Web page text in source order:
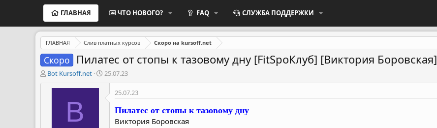
ГЛАВНАЯ ЧТО НОВОГО? FAQ СЛУЖБА ПОДДЕРЖКИ
ГЛАВНАЯ Слив платных курсов Скоро на kursoff.net
Скоро Пилатес от стопы к тазовому дну [FitSpoКлуб] [Виктория Боровская]
А
в
Bot Kursoff.net
Д
а
а
25.07.23
B
25.07.23
Пилатес от стопы к тазовому дну
Виктория Боровская